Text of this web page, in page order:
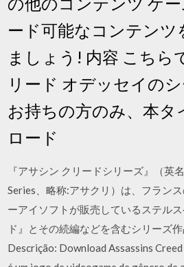
ード可能なコンテンツ
ましょう! 内容 こちら
リード オデッセイの
お持ちの方のみ、本タ
ロード
『アサシン クリードシリーズ』（英
Series、略称:アサクリ）は、フラン
ーアイソフトが販売しているステル
ド』とその続編などを含むシリーズ作
Descrição: Download Assassins Creed